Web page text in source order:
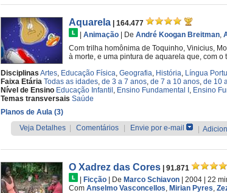
Aquarela
| 164.477
Animação De André Koogan Breitman,
Com trilha homônima de Toquinho, Vinicius,
à morte, e uma pintura de aquarela que, com o
Disciplinas Artes, Educação Física, Geografia, História, Língua
Faixa Etária Todas as idades, de 3 a 7 anos, de 7 a 10 anos, de 10
Nível de Ensino Educação Infantil , Ensino Fundamental I , Ensino
Temas transversais Saúde
Planos de Aula (3)
Veja Detalhes
Comentários Envie por e-mail
O Xadrez das Cores
| 91.871
Ficção De Marco Schiavon | 2004 | 22
Com Anselmo Vasconcellos, Mirian Pyres,